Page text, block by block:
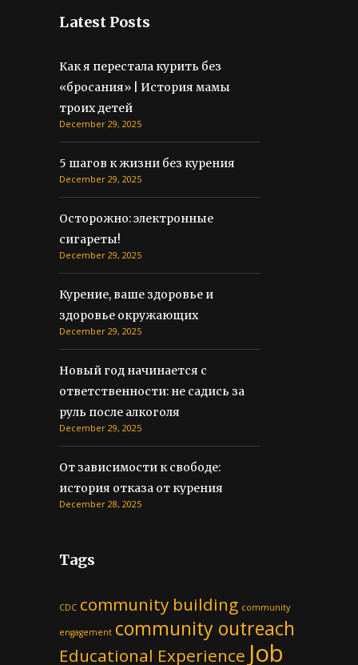
Latest Posts
Как я перестала курить без
«бросания» | История мамы
троих детей
December 29, 2025
5 шагов к жизни без курения
December 29, 2025
Осторожно: электронные
сигареты!
December 29, 2025
Курение, ваше здоровье и
здоровье окружающих
December 29, 2025
Новый год начинается с
ответственности: не садись за
руль после алкоголя
December 29, 2025
От зависимости к свободе:
история отказа от курения
December 28, 2025
Tags
CDC community building community
engagement community outreach
Educational Experience Job